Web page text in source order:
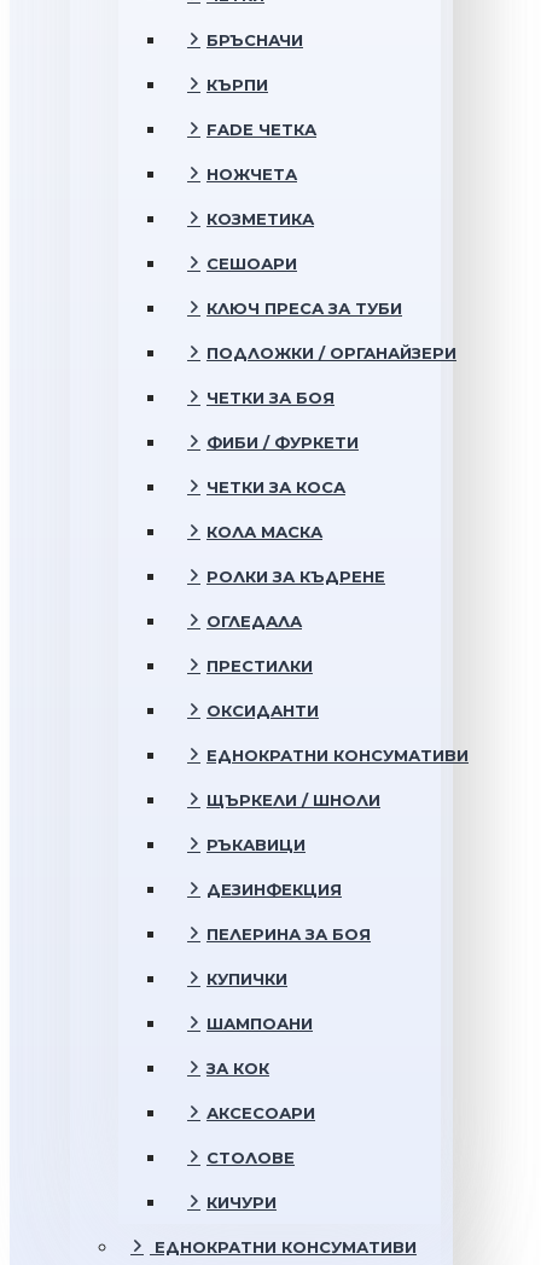
БРЪСНАЧИ
КЪРПИ
FADE ЧЕТКА
НОЖЧЕТА
КОЗМЕТИКА
СЕШОАРИ
КЛЮЧ ПРЕСА ЗА ТУБИ
ПОДЛОЖКИ / ОРГАНАЙЗЕРИ
ЧЕТКИ ЗА БОЯ
ФИБИ / ФУРКЕТИ
ЧЕТКИ ЗА КОСА
КОЛА МАСКА
РОЛКИ ЗА КЪДРЕНЕ
ОГЛЕДАЛА
ПРЕСТИЛКИ
ОКСИДАНТИ
ЕДНОКРАТНИ КОНСУМАТИВИ
ЩЪРКЕЛИ / ШНОЛИ
РЪКАВИЦИ
ДЕЗИНФЕКЦИЯ
ПЕЛЕРИНА ЗА БОЯ
КУПИЧКИ
ШАМПОАНИ
ЗА КОК
АКСЕСОАРИ
СТОЛОВЕ
КИЧУРИ
ЕДНОКРАТНИ КОНСУМАТИВИ